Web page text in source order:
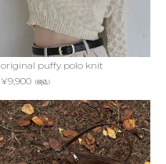
original puffy polo knit
¥9,900（税込）